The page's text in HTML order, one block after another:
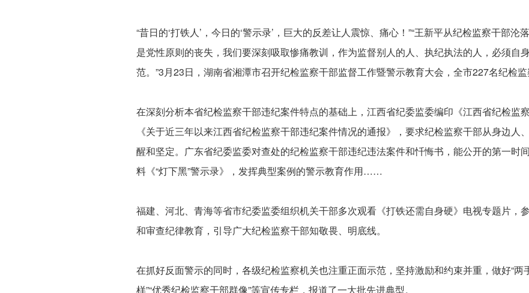
“昔日的‘打铁人’，今日的‘警示录’，巨大的反差让人震惊、痛心！”“王新平从纪检监察干部沦
是党性原则的丧失，我们要深刻吸取惨痛教训，作为监督别人的人、执纪执法的人，必须自
范。”3月23日，湖南省湘潭市召开纪检监察干部监督工作暨警示教育大会，全市227名纪检监
在深刻分析本省纪检监察干部违纪案件特点的基础上，江西省纪委监委编印《江西省纪检监
《关于近三年以来江西省纪检监察干部违纪案件情况的通报》，要求纪检监察干部从身边人
醒和坚定。广东省纪委监委对查处的纪检监察干部违纪违法案件和忏悔书，能公开的第一时
料《“灯下黑”警示录》，发挥典型案例的警示教育作用……
福建、河北、青海等省市纪委监委组织机关干部多次观看《打铁还需自身硬》电视专题片，
和审查纪律教育，引导广大纪检监察干部知敬畏、明底线。
在抓好反面警示的同时，各级纪检监察机关也注重正面示范，坚持激励和约束并重，做好“两
样”“优秀纪检监察干部群像”等宣传专栏，报道了一大批先进典型。